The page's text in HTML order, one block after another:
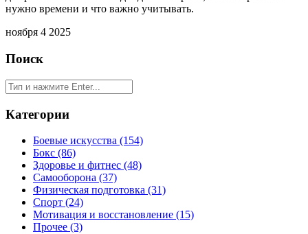
нужно времени и что важно учитывать.
ноября 4 2025
Поиск
Категории
Боевые искусства (154)
Бокс (86)
Здоровье и фитнес (48)
Самооборона (37)
Физическая подготовка (31)
Спорт (24)
Мотивация и восстановление (15)
Прочее (3)